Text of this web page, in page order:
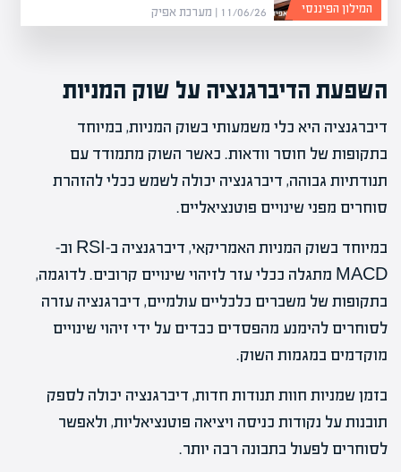
11/06/26 | מערכת אפיק המילון הפיננסי
השפעת הדיברגנציה על שוק המניות
דיברגנציה היא כלי משמעותי בשוק המניות, במיוחד
בתקופות של חוסר וודאות. כאשר השוק מתמודד עם
תנודתיות גבוהה, דיברגנציה יכולה לשמש ככלי להזהרת
סוחרים מפני שינויים פוטנציאליים.
במיוחד בשוק המניות האמריקאי, דיברגנציה ב-RSI וב-
MACD מתגלה ככלי עזר לזיהוי שינויים קרובים. לדוגמה,
בתקופות של משברים כלכליים עולמיים, דיברגנציה עזרה
לסוחרים להימנע מהפסדים כבדים על ידי זיהוי שינויים
מוקדמים במגמות השוק.
בזמן שמניות חוות תנודות חדות, דיברגנציה יכולה לספק
תובנות על נקודות כניסה ויציאה פוטנציאליות, ולאפשר
לסוחרים לפעול בתבונה רבה יותר.